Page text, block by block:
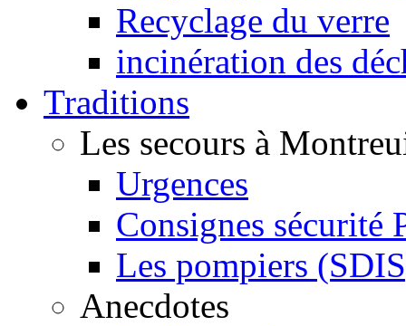
Recyclage du verre
incinération des
Traditions
Les secours à
Urgences
Consignes sécurité
Les pompiers
Anecdotes